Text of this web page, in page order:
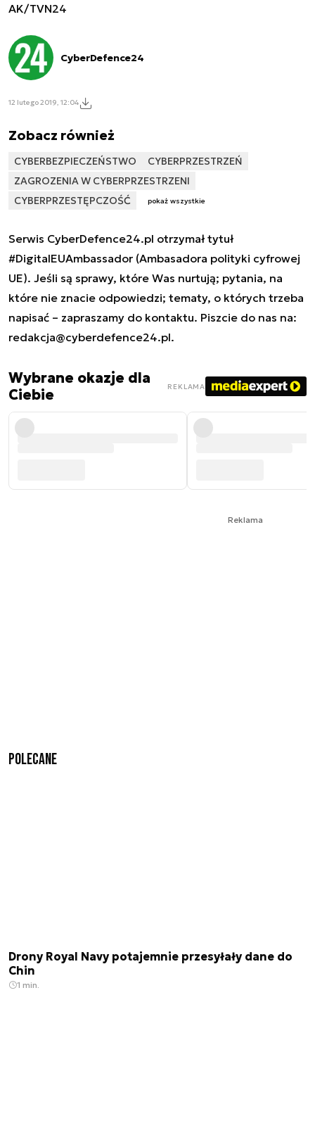
AK/TVN24
CyberDefence24
12 lutego 2019, 12:04
Zobacz również
CYBERBEZPIECZEŃSTWO
CYBERPRZESTRZEŃ
ZAGROZENIA W CYBERPRZESTRZENI
CYBERPRZESTĘPCZOŚĆ
pokaż wszystkie
Serwis CyberDefence24.pl otrzymał tytuł
#DigitalEUAmbassador (Ambasadora polityki cyfrowej
UE). Jeśli są sprawy, które Was nurtują; pytania, na
które nie znacie odpowiedzi; tematy, o których trzeba
napisać – zapraszamy do kontaktu. Piszcie do nas na:
redakcja@cyberdefence24.pl.
Wybrane okazje dla
Ciebie
REKLAMA
Reklama
Polecane
Drony Royal Navy potajemnie przesyłały dane do
Chin
1 min.